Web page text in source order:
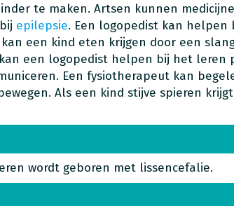
te maken. Artsen kunnen
epilepsie. Een logopedist kan helpen
een kind eten krijgen door een
kan een logopedist helpen bij het leren
Een fysiotherapeut kan
Als een kind stijve spieren
wordt geboren met lissencefalie.